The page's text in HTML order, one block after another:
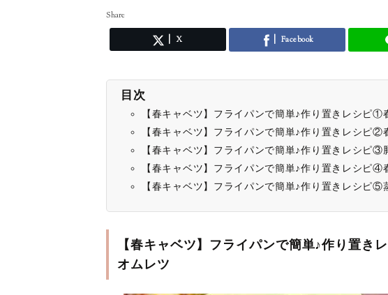
Share
X Facebook
目次
【春キャベツ】フライパンで簡単♪作り置きレシピ
【春キャベツ】フライパンで簡単♪作り置きレシピ②
【春キャベツ】フライパンで簡単♪作り置きレシピ
【春キャベツ】フライパンで簡単♪作り置きレシピ④
【春キャベツ】フライパンで簡単♪作り置きレシピ
【春キャベツ】フライパンで簡単♪作り置き
オムレツ